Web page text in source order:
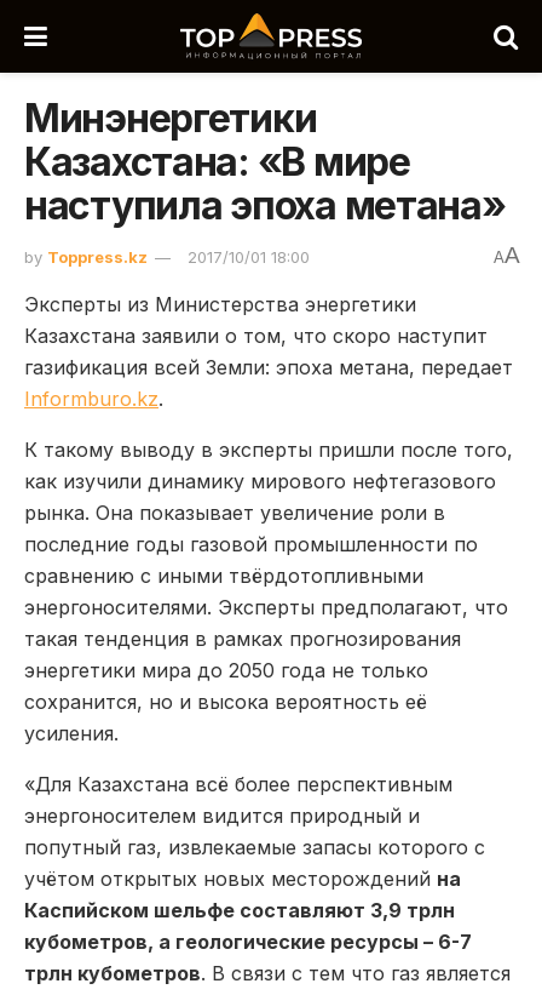
Минэнергетики
Казахстана: «В мире
наступила эпоха метана»
by Toppress.kz 2017/10/01 18:00 AA
Эксперты из Министерства энергетики
Казахстана заявили о том, что скоро наступит
газификация всей Земли: эпоха метана, передает
Informburo.kz.
К такому выводу в эксперты пришли после того,
как изучили динамику мирового нефтегазового
рынка. Она показывает увеличение роли в
последние годы газовой промышленности по
сравнению с иными твёрдотопливными
энергоносителями. Эксперты предполагают, что
такая тенденция в рамках прогнозирования
энергетики мира до 2050 года не только
сохранится, но и высока вероятность её
усиления.
«Для Казахстана всё более перспективным
энергоносителем видится природный и
попутный газ, извлекаемые запасы которого с
учётом открытых новых месторождений на
Каспийском шельфе составляют 3,9 трлн
кубометров, а геологические ресурсы – 6-7
трлн кубометров. В связи с тем что газ является